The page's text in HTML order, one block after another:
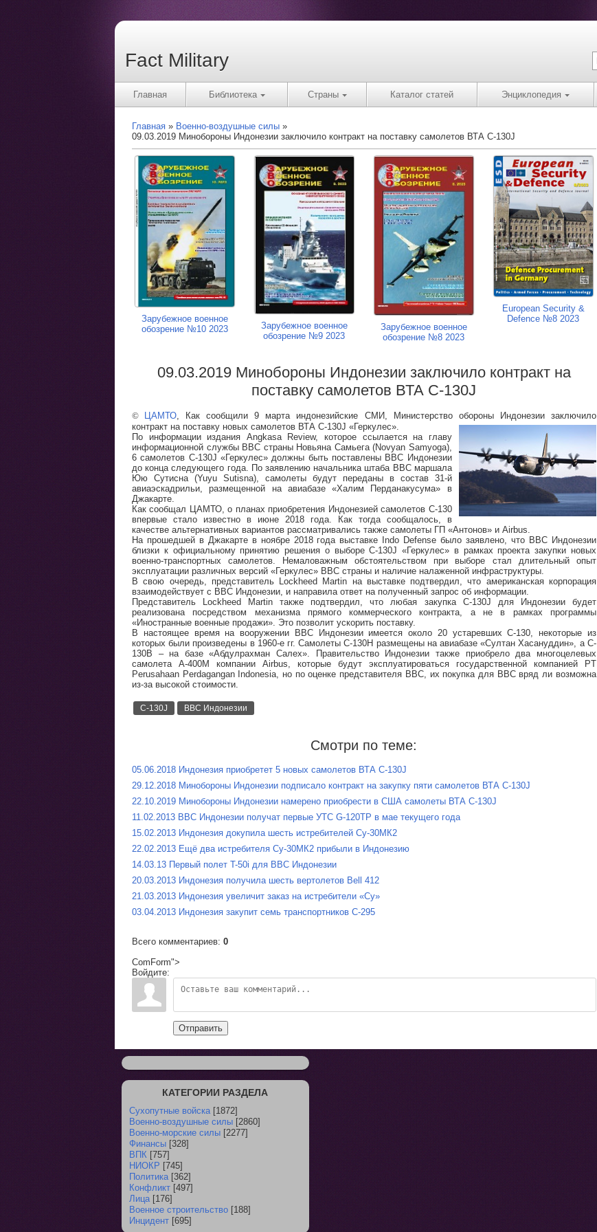
Fact Military
Главная Библиотека Страны Каталог статей Энциклопедия
Главная
Военно-воздушные силы
09.03.2019 Минобороны Индонезии заключило контракт на поставку самолетов ВТА C-130J
Зарубежное военное
обозрение №10 2023
Зарубежное военное
обозрение №9 2023
Зарубежное военное
обозрение №8 2023
European Security &
Defence №8 2023
09.03.2019 Минобороны Индонезии заключило контракт на
поставку самолетов ВТА C-130J
© ЦАМТО , Как сообщили 9 марта индонезийские СМИ, Министерство обороны Индонезии заключило
контракт на поставку новых самолетов ВТА C-130J «Геркулес».
По информации издания Angkasa Review, которое ссылается на главу
информационной службы ВВС страны Новьяна Самьега (Novyan Samyoga),
6 самолетов C-130J «Геркулес» должны быть поставлены ВВС Индонезии
до конца следующего года. По заявлению начальника штаба ВВС маршала
Юю Сутисна (Yuyu Sutisna), самолеты будут переданы в состав 31-й
авиаэскадрильи, размещенной на авиабазе «Халим Перданакусума» в
Джакарте.
Как сообщал ЦАМТО, о планах приобретения Индонезией самолетов C-130
впервые стало известно в июне 2018 года. Как тогда сообщалось, в
качестве альтернативных вариантов рассматривались также самолеты ГП «Антонов» и Airbus.
На прошедшей в Джакарте в ноябре 2018 года выставке Indo Defense было заявлено, что ВВС Индонезии
близки к официальному принятию решения о выборе C-130J «Геркулес» в рамках проекта закупки новых
военно-транспортных самолетов. Немаловажным обстоятельством при выборе стал длительный опыт
эксплуатации различных версий «Геркулес» ВВС страны и наличие налаженной инфраструктуры.
В свою очередь, представитель Lockheed Martin на выставке подтвердил, что американская корпорация
взаимодействует с ВВС Индонезии, и направила ответ на полученный запрос об информации.
Представитель Lockheed Martin также подтвердил, что любая закупка C-130J для Индонезии будет
реализована посредством механизма прямого коммерческого контракта, а не в рамках программы
«Иностранные военные продажи». Это позволит ускорить поставку.
В настоящее время на вооружении ВВС Индонезии имеется около 20 устаревших C-130, некоторые из
которых были произведены в 1960-е гг. Самолеты C-130H размещены на авиабазе «Султан Хасануддин», а C-
130B – на базе «Абдулрахман Салех». Правительство Индонезии также приобрело два многоцелевых
самолета A-400M компании Airbus, которые будут эксплуатироваться государственной компанией PT
Perusahaan Perdagangan Indonesia, но по оценке представителя ВВС, их покупка для ВВС вряд ли возможна
из-за высокой стоимости.
C-130J ВВС Индонезии
Смотри по теме:
05.06.2018 Индонезия приобретет 5 новых самолетов ВТА C-130J
29.12.2018 Минобороны Индонезии подписало контракт на закупку пяти самолетов ВТА C-130J
22.10.2019 Минобороны Индонезии намерено приобрести в США самолеты ВТА C-130J
11.02.2013 ВВС Индонезии получат первые УТС G-120TP в мае текущего года
15.02.2013 Индонезия докупила шесть истребителей Су-30МК2
22.02.2013 Ещё два истребителя Су-30МК2 прибыли в Индонезию
14.03.13 Первый полет T-50i для ВВС Индонезии
20.03.2013 Индонезия получила шесть вертолетов Bell 412
21.03.2013 Индонезия увеличит заказ на истребители «Су»
03.04.2013 Индонезия закупит семь транспортников C-295
Всего комментариев: 0
ComForm">
Войдите:
Отправить
КАТЕГОРИИ РАЗДЕЛА
Сухопутные войска [1872]
Военно-воздушные силы [2860]
Военно-морские силы [2277]
Финансы [328]
ВПК [757]
НИОКР [745]
Политика [362]
Конфликт [497]
Лица [176]
Военное строительство [188]
Инцидент [695]